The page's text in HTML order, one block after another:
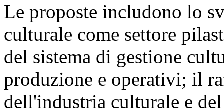
Le proposte includono lo
culturale come settore
del sistema di gestione
produzione e operativi; il
dell'industria culturale e